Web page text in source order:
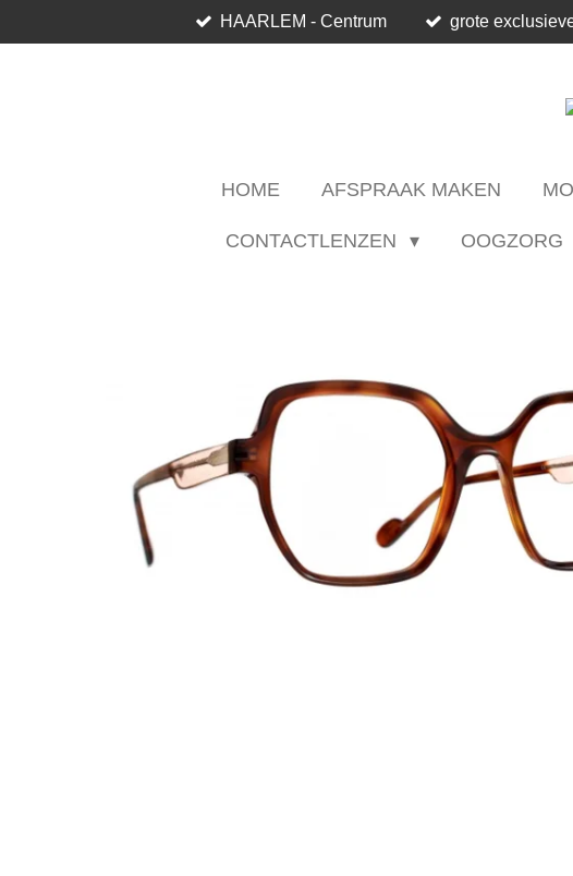
direct
HAARLEM - Centrum grote
HOME AFSPRAAK MAKEN
CONTACTLENZEN OOGZORG